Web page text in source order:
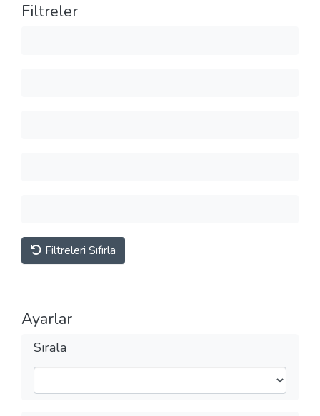
Filtreler
Filtreleri Sıfırla
Ayarlar
Sırala